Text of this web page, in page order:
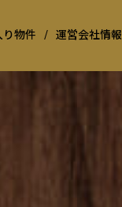
物件 / 運営会社情報